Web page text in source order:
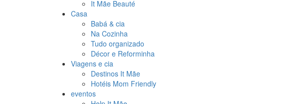
It Mãe Beauté
Casa
Babá & cia
Na Cozinha
Tudo organizado
Décor e Reforminha
Viagens e cia
Destinos It Mãe
Hotéis Mom Friendly
eventos